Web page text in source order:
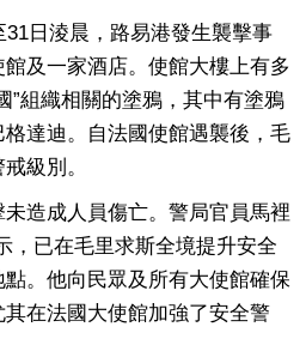
日淩晨，路易港發生襲擊事
及一家酒店。使館大樓上有多
”組織相關的塗鴉，其中有塗鴉
達迪。自法國使館遇襲後，毛
級別。
造成人員傷亡。警局官員馬裡
，已在毛里求斯全境提升安全
。他向民眾及所有大使館確保
在法國大使館加強了安全警